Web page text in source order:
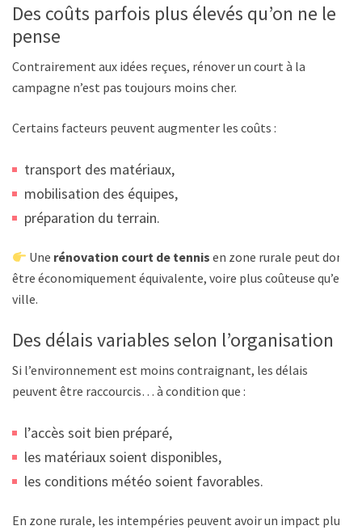
Des coûts parfois plus élevés qu’on ne le
pense
Contrairement aux idées reçues, rénover un court à la
campagne n’est pas toujours moins cher.
Certains facteurs peuvent augmenter les coûts :
transport des matériaux,
mobilisation des équipes,
préparation du terrain.
Une rénovation court de tennis en zone rurale peut donc
être économiquement équivalente, voire plus coûteuse qu’en
ville.
Des délais variables selon l’organisation
Si l’environnement est moins contraignant, les délais
peuvent être raccourcis… à condition que :
l’accès soit bien préparé,
les matériaux soient disponibles,
les conditions météo soient favorables.
En zone rurale, les intempéries peuvent avoir un impact plus